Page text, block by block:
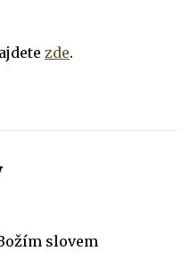
zde.
slovem